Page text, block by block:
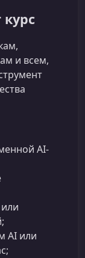
курс
и всем,
AI-
AI или